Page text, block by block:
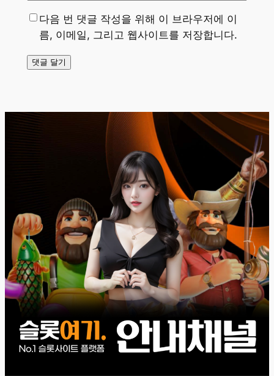
다음 번 댓글 작성을 위해 이 브라우저에 이
름, 이메일, 그리고 웹사이트를 저장합니다.